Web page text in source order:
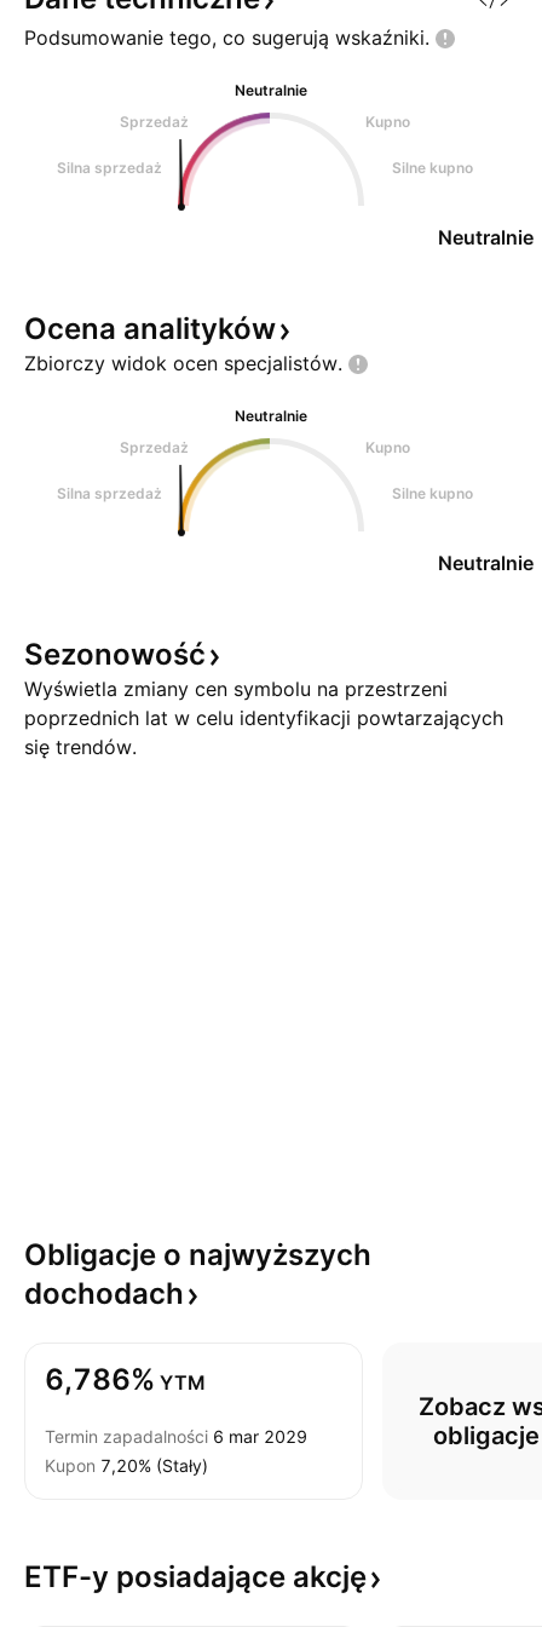
Podsumowanie tego, co sugerują wskaźniki.
Neutralnie
Sprzedaż
Kupno
Silna sprzedaż Silne kupno
Neutralnie
Ocena analityków
Zbiorczy widok ocen specjalistów.
Neutralnie
Sprzedaż
Kupno
Silna sprzedaż Silne kupno
Neutralnie
Sezonowość
Wyświetla zmiany cen symbolu na przestrzeni
poprzednich lat w celu identyfikacji powtarzających
się trendów.
Obligacje o najwyższych
dochodach
6,786% YTM
Termin zapadalności 6 mar 2029
Kupon 7,20% (Stały)
Zobacz
ETF-y posiadające akcję